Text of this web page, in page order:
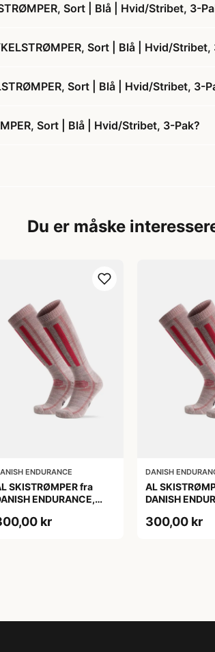
Sort | Blå | Hvid/Stribet, 3-
Sort | Blå | Hvid/Stribet,
Sort | Blå | Hvid/Stribet, 3-
Sort | Blå | Hvid/Stribet, 3-Pak?
Du er måske
ENDURANCE
SKISTRØMPER fra
ENDURANCE,
kr
DANISH
AL
DANISH
300,00 kr